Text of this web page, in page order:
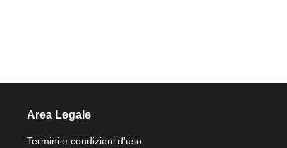
Area Legale
Termini e condizioni d'uso